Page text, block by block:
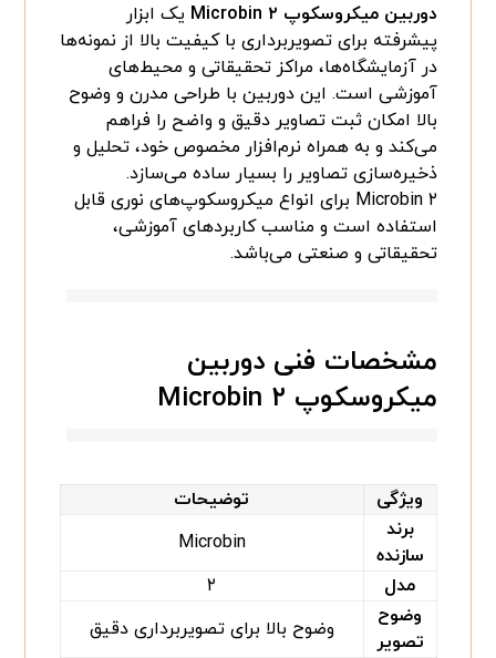
دوربین میکروسکوپ Microbin ۲
یک ابزار
پیشرفته برای تصویربرداری با کیفیت بالا از نمونه‌ها
در آزمایشگاه‌ها، مراکز تحقیقاتی و محیط‌های
آموزشی است. این دوربین با طراحی مدرن و وضوح
بالا امکان ثبت تصاویر دقیق و واضح را فراهم
می‌کند و به همراه نرم‌افزار مخصوص خود، تحلیل و
ذخیره‌سازی تصاویر را بسیار ساده می‌سازد.
Microbin ۲ برای انواع میکروسکوپ‌های نوری قابل
استفاده است و مناسب کاربردهای آموزشی،
تحقیقاتی و صنعتی می‌باشد.
مشخصات فنی دوربین
میکروسکوپ Microbin ۲
ویژگی
توضیحات
برند
سازنده
Microbin
مدل
۲
وضوح
تصویر
وضوح بالا برای تصویربرداری دقیق